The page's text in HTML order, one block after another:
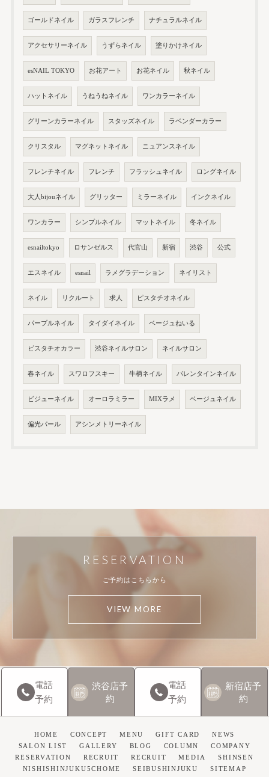
ゴールドネイル ガラスフレンチ ナチュラルネイル
アクセサリーネイル うずらネイル 塗りかけネイル
esNAIL TOKYO お花アート お花ネイル 秋ネイル
ハットネイル うねうねネイル ワンカラーネイル
グリーンカラーネイル スタッズネイル ラベンダーカラー
クリスタル マグネットネイル ニュアンスネイル
フレンチネイル フレンチ フラッシュネイル ロングネイル
大人bijouネイル グリッター ミラーネイル インクネイル
ワンカラー シンプルネイル マットネイル 冬ネイル
esnailtokyo ロサンゼルス 代官山 新宿 渋谷 公式
エスネイル esnail ラメグラデーション ネイリスト
ネイル リクルート 求人 ピスタチオネイル
パープルネイル タイダイネイル ベージュねいる
ピスタチオカラー 渋谷ネイルサロン ネイルサロン
春ネイル スワロフスキー 牛柄ネイル バレンタインネイル
ビジューネイル オーロラミラー MIXラメ ベージュネイル
偏光パール アシンメトリーネイル
ご予約はこちらから
RESERVATION
VIEW MORE
電話
予約
渋谷店予
約
電話
予約
新宿店予
約
HOME CONCEPT MENU GIFT CARD
NEWS
SALON LIST
GALLERY BLOG COLUMN
COMPANY
RESERVATION
RECRUIT RECRUIT MEDIA
SHINSEN
NISHISHINJUKU5CHOME
SEIBUSHINJUKU SITEMAP